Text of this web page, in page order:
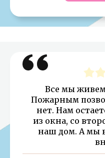
Все мы
Пожарным
нет. Нам
из окна, со
наш дом. А мы